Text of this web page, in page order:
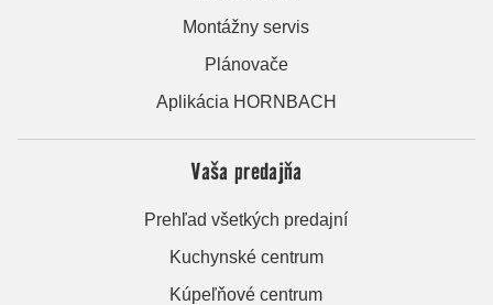
Montážny servis
Plánovače
Aplikácia HORNBACH
Vaša predajňa
Prehľad všetkých predajní
Kuchynské centrum
Kúpeľňové centrum